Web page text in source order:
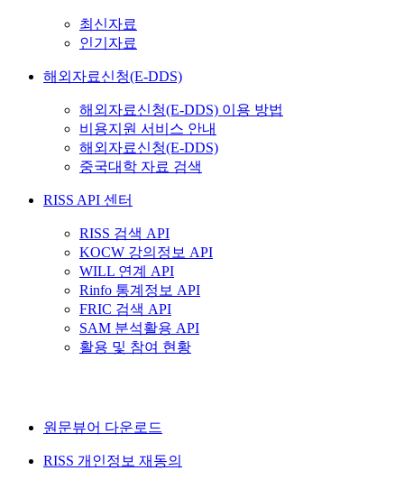
최신자료
인기자료
해외자료신청(E-DDS)
해외자료신청(E-DDS) 이용 방법
비용지원 서비스 안내
해외자료신청(E-DDS)
중국대학 자료 검색
RISS API 센터
RISS 검색 API
KOCW 강의정보 API
WILL 연계 API
Rinfo 통계정보 API
FRIC 검색 API
SAM 분석활용 API
활용 및 참여 현황
원문뷰어 다운로드
RISS 개인정보 재동의